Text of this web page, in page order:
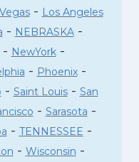
- Los Angeles
- NEBRASKA-
NewYork-
- Phoenix-
- Saint Louis- San
- Sarasota -
- TENNESSEE -
- Wisconsin -